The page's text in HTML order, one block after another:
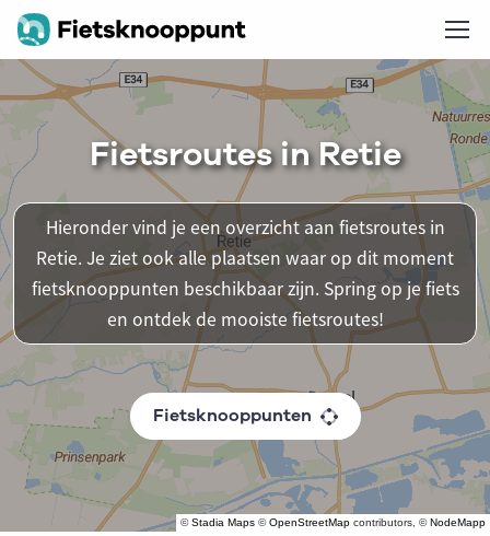
©Stadia Maps ©OpenStreetMap contributors, ©NodeMapp
Fietsroutes in Retie
Hieronder vind je een overzicht aan fietsroutes in
Retie. Je ziet ook alle plaatsen waar op dit moment
fietsknooppunten beschikbaar zijn. Spring op je fiets
en ontdek de mooiste fietsroutes!
Fietsknooppunten